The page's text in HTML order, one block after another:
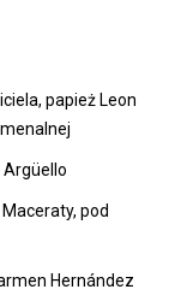
papież Leon
Argüello
pod
Hernández